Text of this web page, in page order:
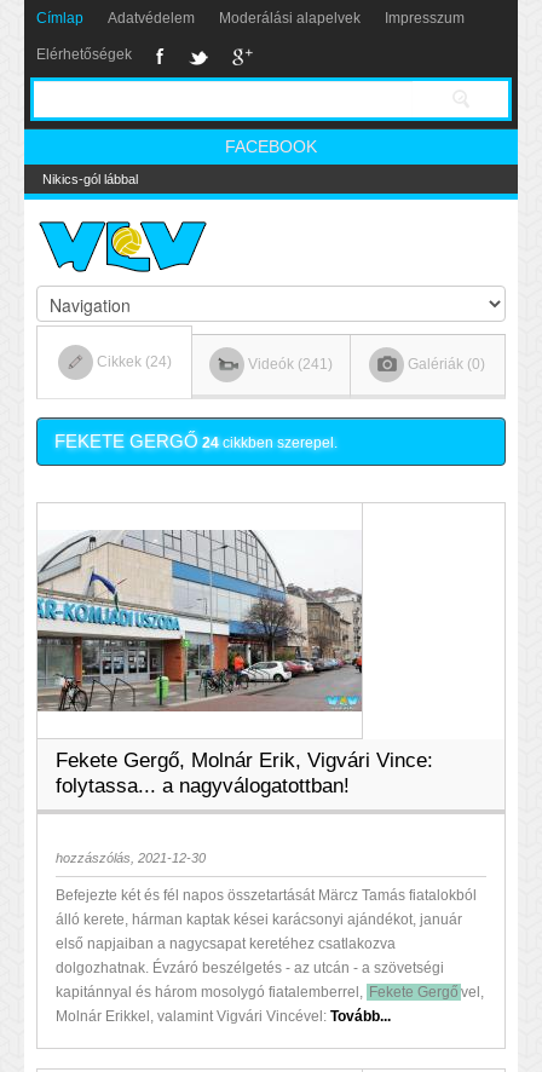
Címlap Adatvédelem Moderálási alapelvek Impresszum
Elérhetőségek
FACEBOOK
Nikics-gól lábbal
Cikkek (24) Videók (241) Galériák (0)
FEKETE GERGŐ 24cikkben szerepel.
Fekete Gergő, Molnár Erik, Vigvári Vince:
folytassa... a nagyválogatottban!
hozzászólás, 2021-12-30
Befejezte két és fél napos összetartását Märcz Tamás fiatalokból
álló kerete, hárman kaptak kései karácsonyi ajándékot, január
első napjaiban a nagycsapat keretéhez csatlakozva
dolgozhatnak. Évzáró beszélgetés - az utcán - a szövetségi
kapitánnyal és három mosolygó fiatalemberrel,
Fekete Gergő vel,
Molnár Erikkel, valamint Vigvári Vincével: Tovább...